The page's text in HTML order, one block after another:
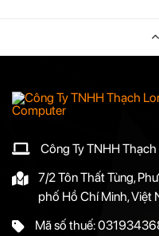
Công Ty TNHH
7/2 Tôn Thất Tùng,
phố Hồ Chí Minh, Việt
Mã số thuế: